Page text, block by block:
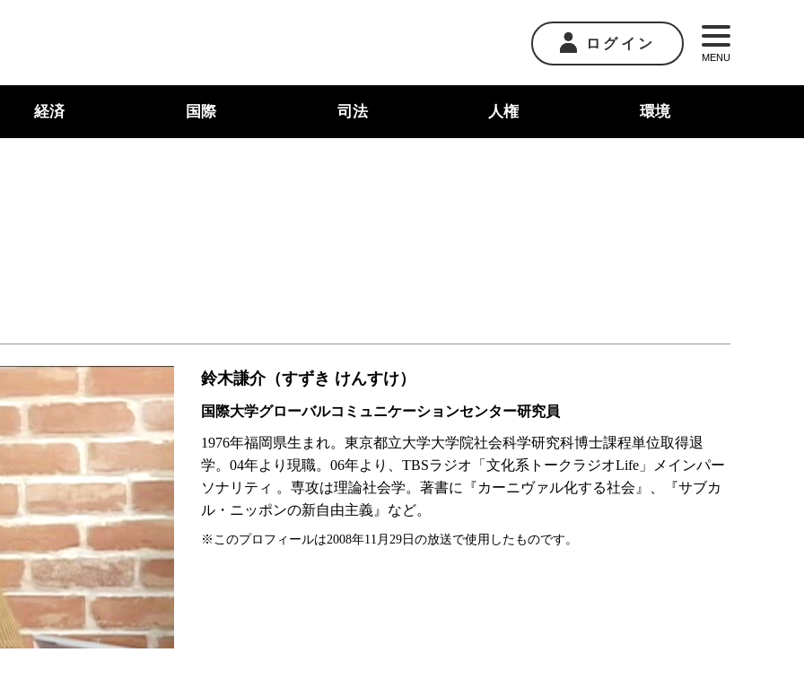
ログイン
MENU
経済 国際 司法 人権 環境
鈴木謙介（すずき けんすけ）
国際大学グローバルコミュニケーションセンター研究員
1976年福岡県生まれ。東京都立大学大学院社会科学研究科博士課程単位取得退
学。04年より現職。06年より、TBSラジオ「文化系トークラジオLife」メインパー
ソナリティ 。専攻は理論社会学。著書に『カーニヴァル化する社会』、『サブカ
ル・ニッポンの新自由主義』など。
※このプロフィールは2008年11月29日の放送で使用したものです。